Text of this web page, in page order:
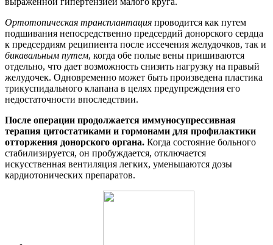
Ортотопическая трансплантация проводится как путем
подшивания непосредственно предсердий донорского сердца
к предсердиям реципиента после иссечения желудочков, так и
бикавальным путем, когда обе полые вены пришиваются
отдельно, что дает возможность снизить нагрузку на правый
желудочек. Одновременно может быть произведена пластика
трикуспидального клапана в целях предупреждения его
недостаточности впоследствии.
После операции продолжается иммуносупрессивная
терапия цитостатиками и гормонами для профилактики
отторжения донорского органа. Когда состояние больного
стабилизируется, он пробуждается, отключается
искусственная вентиляция легких, уменьшаются дозы
кардиотонических препаратов.